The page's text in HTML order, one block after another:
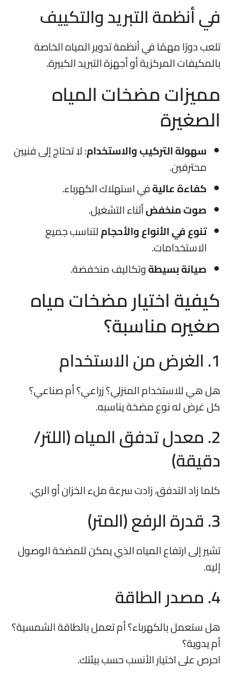
في أنظمة التبريد والتكييف
تلعب دورًا مهمًا في أنظمة تدوير المياه الخاصة
بالمكيفات المركزية أو أجهزة التبريد الكبيرة.
مميزات مضخات المياه
الصغيرة
سهولة التركيب والاستخدام: لا تحتاج إلى فنيين
محترفين.
كفاءة عاليةفي استهلاك الكهرباء.
صوت منخفضأثناء التشغيل.
تنوع في الأنواع والأحجاملتناسب جميع
الاستخدامات.
صيانة بسيطةوتكاليف منخفضة.
كيفية اختيار مضخات مياه
صغيره مناسبة؟
1. الغرض من الاستخدام
هل هي للاستخدام المنزلي؟ زراعي؟ أم صناعي؟
كل غرض له نوع مضخة يناسبه.
2. معدل تدفق المياه (اللتر/
دقيقة)
كلما زاد التدفق، زادت سرعة ملء الخزان أو الري.
3. قدرة الرفع (المتر)
تشير إلى ارتفاع المياه الذي يمكن للمضخة الوصول
إليه.
4. مصدر الطاقة
هل ستعمل بالكهرباء؟ أم تعمل بالطاقة الشمسية؟
أم يدوية؟
احرص على اختيار الأنسب حسب بيئتك.